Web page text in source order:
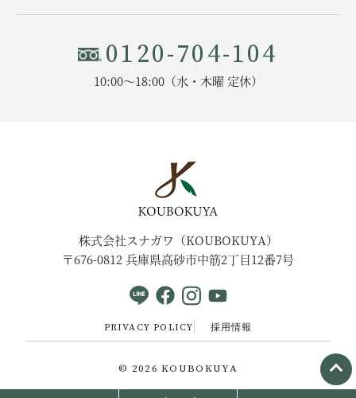
0120-704-104
10:00〜18:00（水・木曜 定休）
株式会社スナガワ（KOUBOKUYA）
〒676-0812 兵庫県高砂市中筋2丁目12番7号
PRIVACY POLICY 採用情報
© 2026 KOUBOKUYA